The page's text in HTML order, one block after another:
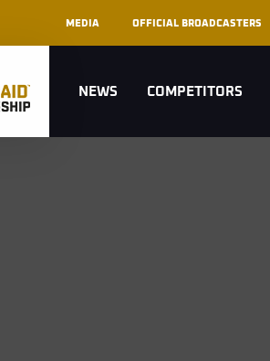
MEDIA OFFICIAL BROADCASTERS
NEWS COMPETITORS